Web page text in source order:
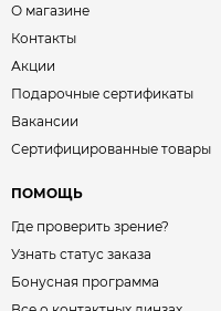
О магазине
Контакты
Акции
Подарочные сертификаты
Вакансии
Сертифицированные товары
ПОМОЩЬ
Где проверить зрение?
Узнать статус заказа
Бонусная программа